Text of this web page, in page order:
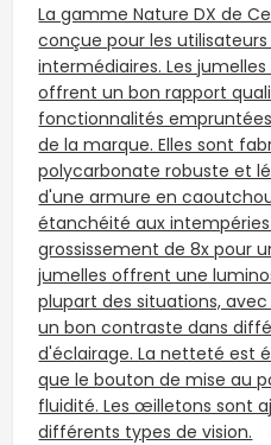
La gamme Nature DX de
conçue pour les
intermédiaires. Les
offrent un bon rapport
fonctionnalités
de la marque. Elles sont
polycarbonate robuste et
d'une armure en
étanchéité aux
grossissement de 8x pour
jumelles offrent une
plupart des situations,
un bon contraste dans
d'éclairage. La netteté est
que le bouton de mise au
fluidité. Les œilletons sont
différents types de vision.